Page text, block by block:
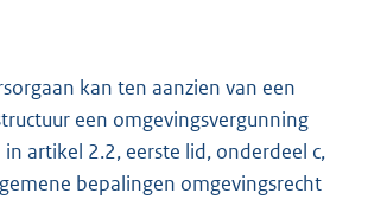
kan ten aanzien van een
een omgevingsvergunning
artikel 2.2, eerste lid, onderdeel c,
bepalingen omgevingsrecht